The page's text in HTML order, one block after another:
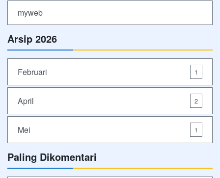
myweb
Arsip 2026
Februari 1
April 2
Mei 1
Paling Dikomentari